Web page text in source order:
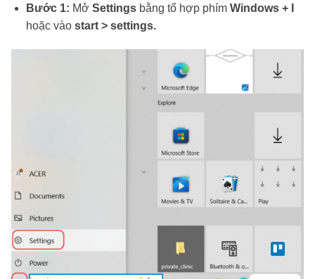
Bước 1: Mở Settingsbằng tổ hợp phím Windows + I
hoặc vàostart > settings.